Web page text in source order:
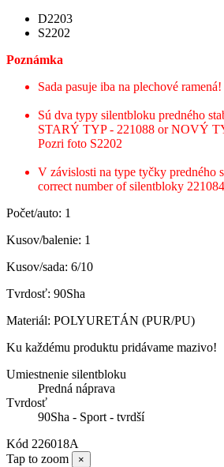
D2203
S2202
Poznámka
Sada pasuje iba na plechové ramená!
Sú dva typy silentbloku predného
STARÝ TYP - 221088 or NOVÝ
Pozri foto S2202
V závislosti na type tyčky predného
correct number of silentbloky
Počet/auto: 1
Kusov/balenie: 1
Kusov/sada: 6/10
Tvrdosť: 90Sha
Materiál: POLYURETÁN (PUR/PU)
Ku každému produktu pridávame mazivo!
Umiestnenie silentbloku
Predná náprava
Tvrdosť
90Sha - Sport - tvrdší
Kód 226018A
Tap to zoom
×